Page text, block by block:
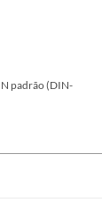
padrão (DIN-